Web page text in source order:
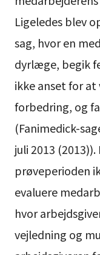
Ligeledes blev
sag, hvor en
dyrlæge, begik
ikke anset for
forbedring, og
(Fanimedick-
juli 2013
prøveperioden
evaluere
hvor
vejledning og